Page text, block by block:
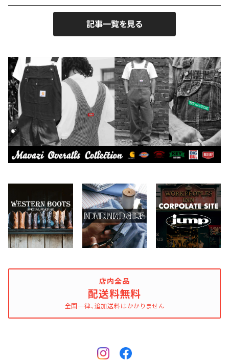
Crescent Down Works
DARN TOUGH VERMONT
Dickies
DULUTH PACK
Easymoc
FERNAND LEATHER
FILSON
記事一覧を見る
店内全品
配送料無料
全国一律、追加送料はかかりません